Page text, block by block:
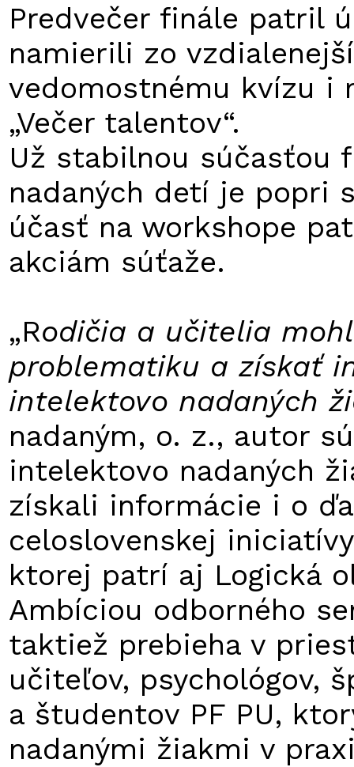
Predvečer finále patril
namierili zo
vedomostnému kvízu i
„Večer talentov“.
Už stabilnou súčasťou
nadaných detí je popri
účasť na workshope
akciám súťaže.
„Rodičia a učitelia
problematiku a získať
intelektovo nadaných
nadaným, o. z., autor
intelektovo nadaných
získali informácie i o
celoslovenskej
ktorej patrí aj Logická
Ambíciou odborného
taktiež prebieha v
učiteľov, psychológov,
a študentov PF PU,
nadanými žiakmi v